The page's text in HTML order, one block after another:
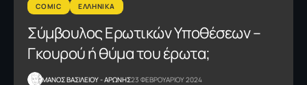
COMIC ΕΛΛΗΝΙΚΑ
Σύμβουλος Ερωτικών Υποθέσεων –
Γκουρού ή θύμα του έρωτα;
ΜΑΝΟΣ ΒΑΣΙΛΕΙΟΥ - ΑΡΩΝΗΣ23 ΦΕΒΡΟΥΑΡΙΟΥ 2024